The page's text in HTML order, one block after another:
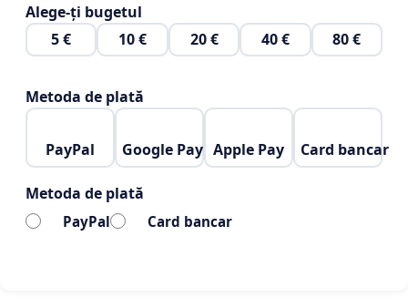
Alege-ți bugetul
5 €
10 € 20 € 40 € 80 €
Metoda de plată
PayPal Google Pay Apple Pay Card bancar
Metoda de plată
PayPal Card bancar